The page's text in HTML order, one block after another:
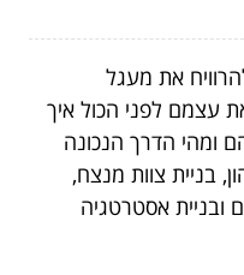
את מעגל
עצמם לפני הכול איך
ומהי הדרך הנכונה
בניית צוות מנצח,
אסטרטגיה